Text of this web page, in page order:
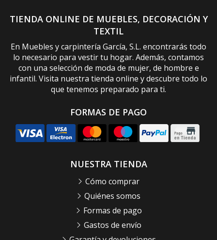
TIENDA ONLINE DE MUEBLES, DECORACIÓN Y
TEXTIL
En Muebles y carpintería García, S.L. encontrarás todo
lo necesario para vestir tu hogar. Además, contamos
con una selección de moda de mujer, de hombre e
infantil. Visita nuestra tienda online y descubre todo lo
que tenemos preparado para ti.
FORMAS DE PAGO
NUESTRA TIENDA
Cómo comprar
Quiénes somos
Formas de pago
Gastos de envío